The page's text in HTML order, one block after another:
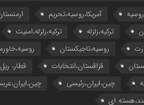
آمریکا،روسیه،تحریم
ترکیه،زلزله ترکیه،زلزله،امنیت
روسیه،تاجیکستان
قزاقستان،انتخابات قطار، ریل
چین،ایران،رئیسی
ای